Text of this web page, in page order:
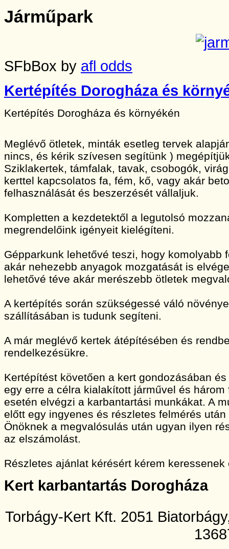
Járműpark
SFbBox by afl odds
Kertépítés Dorogháza és
Kertépítés Dorogháza és környékén
Meglévő ötletek, minták esetleg tervek
nincs, és kérik szívesen segítünk )
Sziklakertek, támfalak, tavak, csobogók,
kerttel kapcsolatos fa, fém, kő, vagy akár
felhasználását és beszerzését vállaljuk.
Kompletten a kezdetektől a legutolsó
megrendelőink igényeit kielégíteni.
Gépparkunk lehetővé teszi, hogy komolyabb
akár nehezebb anyagok mozgatását is
lehetővé téve akár merészebb ötletek
A kertépítés során szükségessé váló
szállításában is tudunk segíteni.
A már meglévő kertek átépítésében és
rendelkezésükre.
Kertépítést követően a kert gondozásában
egy erre a célra kialakított járművel és
esetén elvégzi a karbantartási munkákat. A
előtt egy ingyenes és részletes felmérés
Önöknek a megvalósulás után ugyan ilyen
az elszámolást.
Részletes ajánlat kérésért kérem
Kert karbantartás Dorogháza
Torbágy-Kert Kft. 2051